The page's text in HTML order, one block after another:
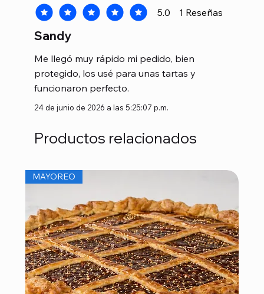
5.0 1 Reseñas
la calificación promedio es 5 de 5, basada en 1
Sandy
Me llegó muy rápido mi pedido, bien
protegido, los usé para unas tartas y
funcionaron perfecto.
24 de junio de 2026 a las 5:25:07 p.m.
Productos relacionados
MAYOREO